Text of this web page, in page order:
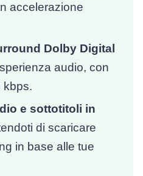
accelerazione
Dolby Digital
audio, con
kbps.
e sottotitoli in
di scaricare
in base alle tue